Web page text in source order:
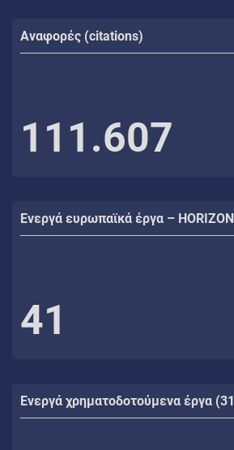
Αναφορές (citations)
111.607
Ενεργά ευρωπαϊκά έργα –
41
Ενεργά χρηματοδοτούμενα έργα